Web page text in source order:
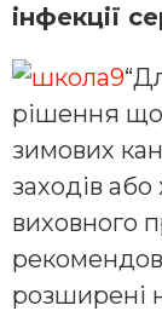
інфекції
рішення
зимових
заходів
виховного
розширені